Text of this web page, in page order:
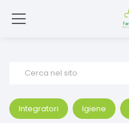
Cerca nel sito
Integratori Igiene